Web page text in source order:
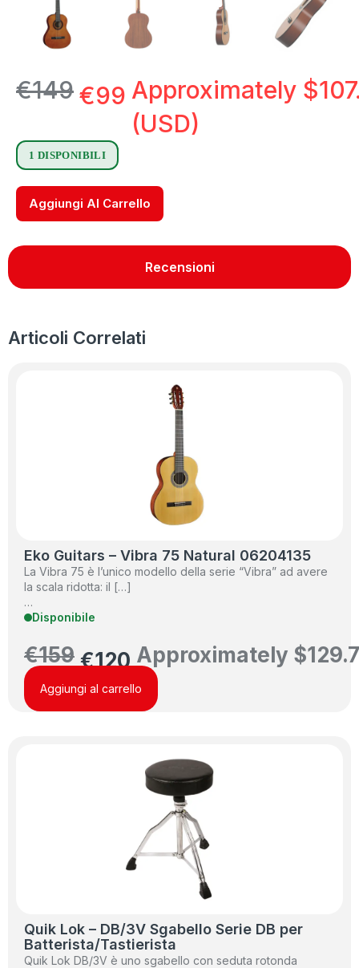
€149€99 Approximately $
(USD)
1 DISPONIBILI
Aggiungi Al Carrello
Recensioni
Articoli Correlati
Eko Guitars – Vibra 75 Natural 06204135
La Vibra 75 è l’unico modello della serie “Vibra” ad avere
la scala ridotta: il […]
…
Disponibile
€159 €120 Approximately $
Aggiungi al carrello
Quik Lok – DB/3V Sgabello Serie DB per
Batterista/Tastierista
Quik Lok DB/3V è uno sgabello con seduta rotonda